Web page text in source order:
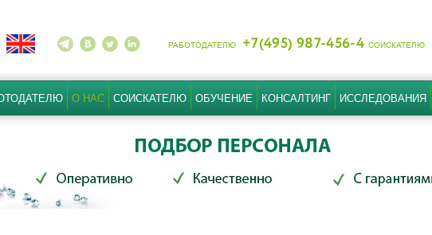
РАБОТОДАТЕЛЮ +7(495) 987-456-4 СОИСКАТЕЛЮ
О НАС СОИСКАТЕЛЮ ОБУЧЕНИЕ КОНСАЛТИНГ ИССЛЕДОВАНИЯ